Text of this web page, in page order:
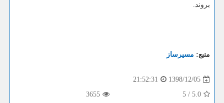
بروند.
منبع: مسیرساز
1398/12/05
21:52:31
5.0
/
5
3655